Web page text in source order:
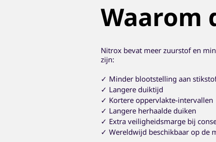
Waarom
Nitrox bevat meer zuurstof en
zijn:
✓ Minder blootstelling aan
✓ Langere duiktijd
✓ Kortere oppervlakte-intervallen
✓ Langere herhaalde duiken
✓ Extra veiligheidsmarge bij
✓ Wereldwijd beschikbaar op de